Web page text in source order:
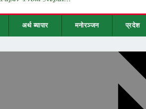
अर्थ ब्यापार मनोरञ्जन प्रदेश